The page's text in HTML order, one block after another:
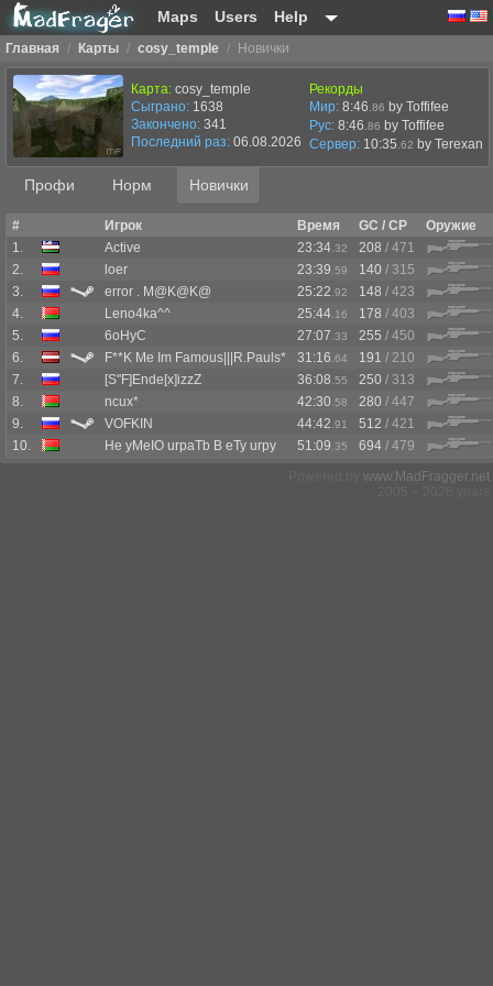
Maps Users Help
Главная / Карты / cosy_temple / Новички
Карта: cosy_temple
Сыграно: 1638
Закончено: 341
Последний раз: 06.08.2026 в 05:15
Рекорды
Мир: 8:46 .86 by Toffifee
Рус: 8:46 .86 by Toffifee
Сервер: 10:35 .62 by
Профи Норм Новички
# Игрок Время GC / CP
Оружие
1.
Active 23:34 .32 208 / 471
2.
loer 23:39 .59 140 / 315
3.
error . M@K@K@ 25:22 .92 148 / 423
4.
Leno4ka^^ 25:44 .16 178 / 403
5.
6oHyC 27:07 .33 255 / 450
6.
F**K Me Im Famous|||R.Pauls* 31:16 .64 191 / 210
7.
[S''F]Ende[x]izzZ 36:08 .55 250 / 313
8.
ncux* 42:30 .58 280 / 447
9.
VOFKIN 44:42 .91 512 / 421
10.
He yMeIO urpaTb B eTy urpy 51:09 .35 694 / 479
www.MadFragger.net